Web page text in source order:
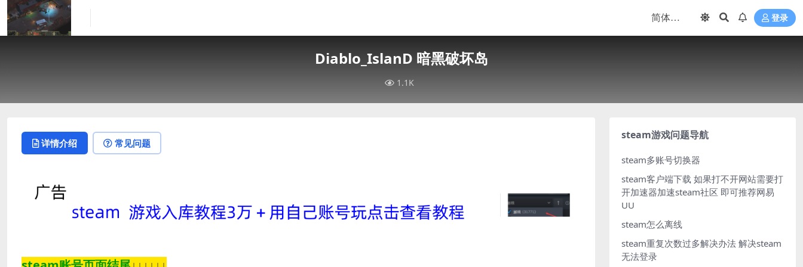
登录
Diablo_IslanD 暗黑破坏岛
1.1K
详情介绍 常见问题
steam游戏问题导航
steam多账号切换器
steam客户端下载 如果打不开网站需要打
开加速器加速steam社区 即可推荐网易
UU
steam怎么离线
steam重复次数过多解决办法 解决steam
无法登录